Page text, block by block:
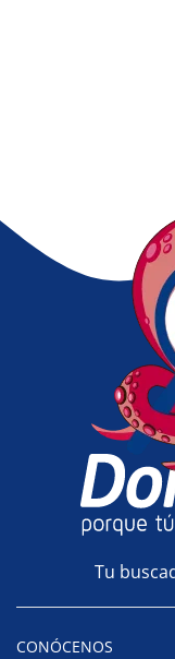
Tu
CONÓCENOS